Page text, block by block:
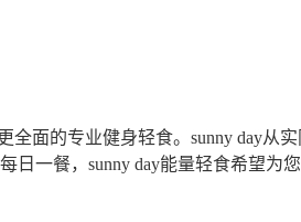
面的专业健身轻食。sunny day从
一餐，sunny day能量轻食希望为